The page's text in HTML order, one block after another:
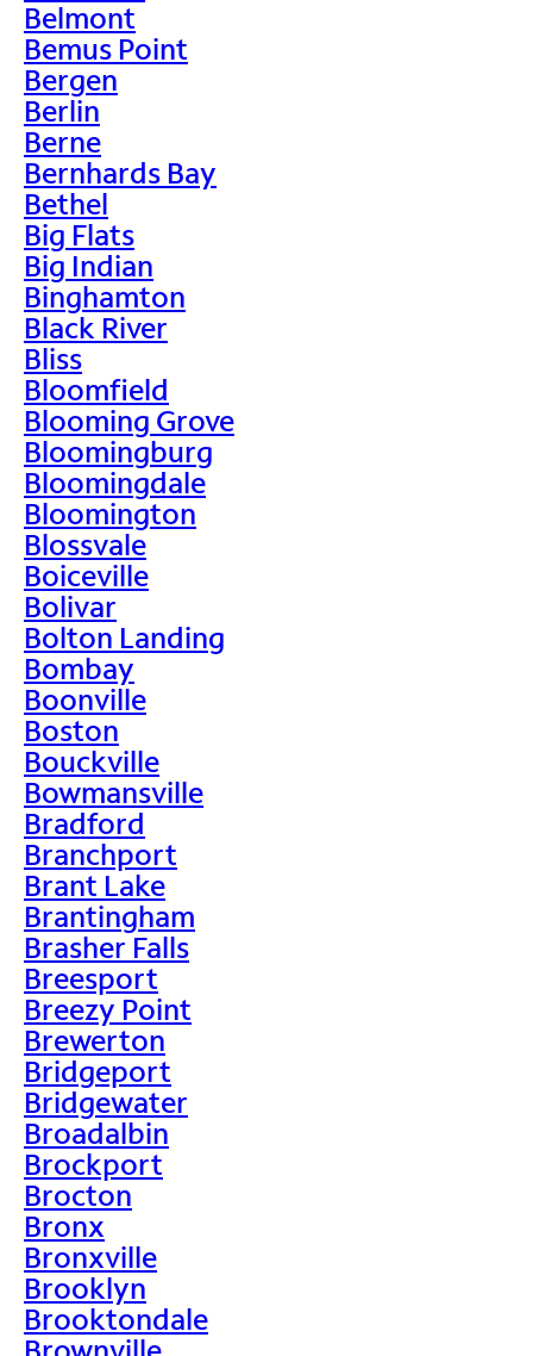
Belmont
Bemus Point
Bergen
Berlin
Berne
Bernhards Bay
Bethel
Big Flats
Big Indian
Binghamton
Black River
Bliss
Bloomfield
Blooming Grove
Bloomingburg
Bloomingdale
Bloomington
Blossvale
Boiceville
Bolivar
Bolton Landing
Bombay
Boonville
Boston
Bouckville
Bowmansville
Bradford
Branchport
Brant Lake
Brantingham
Brasher Falls
Breesport
Breezy Point
Brewerton
Bridgeport
Bridgewater
Broadalbin
Brockport
Brocton
Bronx
Bronxville
Brooklyn
Brooktondale